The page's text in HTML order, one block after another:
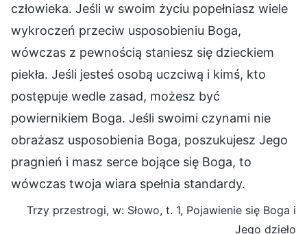
człowieka. Jeśli w swoim życiu popełniasz wiele
wykroczeń przeciw usposobieniu Boga,
wówczas z pewnością staniesz się dzieckiem
piekła. Jeśli jesteś osobą uczciwą i kimś, kto
postępuje wedle zasad, możesz być
powiernikiem Boga. Jeśli swoimi czynami nie
obrażasz usposobienia Boga, poszukujesz Jego
pragnień i masz serce bojące się Boga, to
wówczas twoja wiara spełnia standardy.
Trzy przestrogi, w: Słowo, t. 1, Pojawienie się Boga i
Jego dzieło